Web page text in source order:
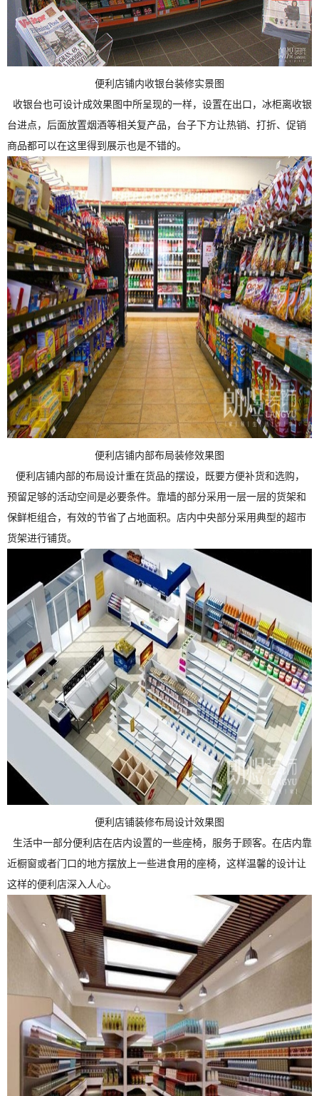
便利店铺内收银台装修实景图
收银台也可设计成效果图中所呈现的一样，设置在出口，冰柜离收银
台进点，后面放置烟酒等相关复产品，台子下方让热销、打折、促销
商品都可以在这里得到展示也是不错的。
便利店铺内部布局装修效果图
便利 店铺内部的布局设计重在货品的摆设，既要方便补货和选购，
预留足够的活动空间是必要条件。靠墙的部分采用一层一层的货架和
保鲜柜组合，有效的节省了占地面积。店内中央部分采用典型的超市
货架进行铺货。
便利店铺装修布局设计效果图
生活中一部分便利店在店内设置的一些座椅，服务于顾客。在店内靠
近橱窗或者门口的地方摆放上一些进食用的座椅，这样温馨的设计让
这样的便利店深入人心。